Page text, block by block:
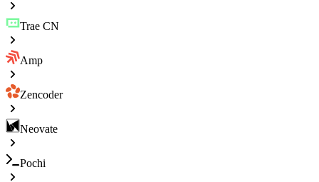
Trae CN
Amp
Zencoder
Neovate
Pochi